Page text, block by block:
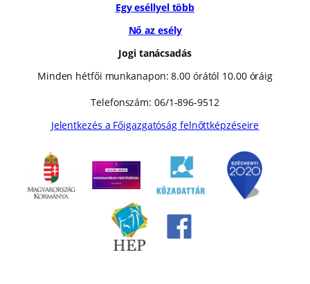
Egy eséllyel több
Nő az esély
Jogi tanácsadás
Minden hétfői munkanapon: 8.00 órától 10.00 óráig
Telefonszám: 06/1-896-9512
Jelentkezés a Főigazgatóság felnőttképzéseire